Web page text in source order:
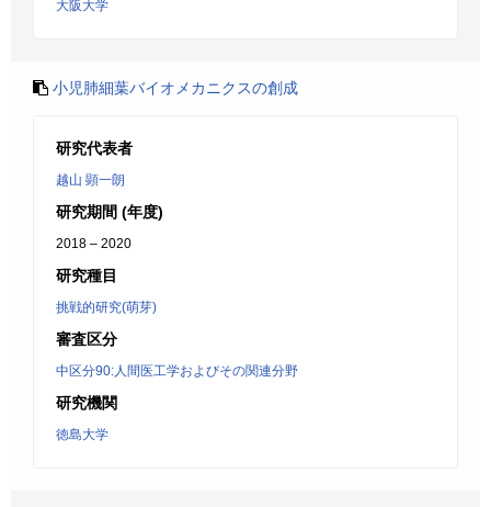
大阪大学
小児肺細葉バイオメカニクスの創成
研究代表者
越山 顕一朗
研究期間 (年度)
2018 – 2020
研究種目
挑戦的研究(萌芽)
審査区分
中区分90:人間医工学およびその関連分野
研究機関
徳島大学